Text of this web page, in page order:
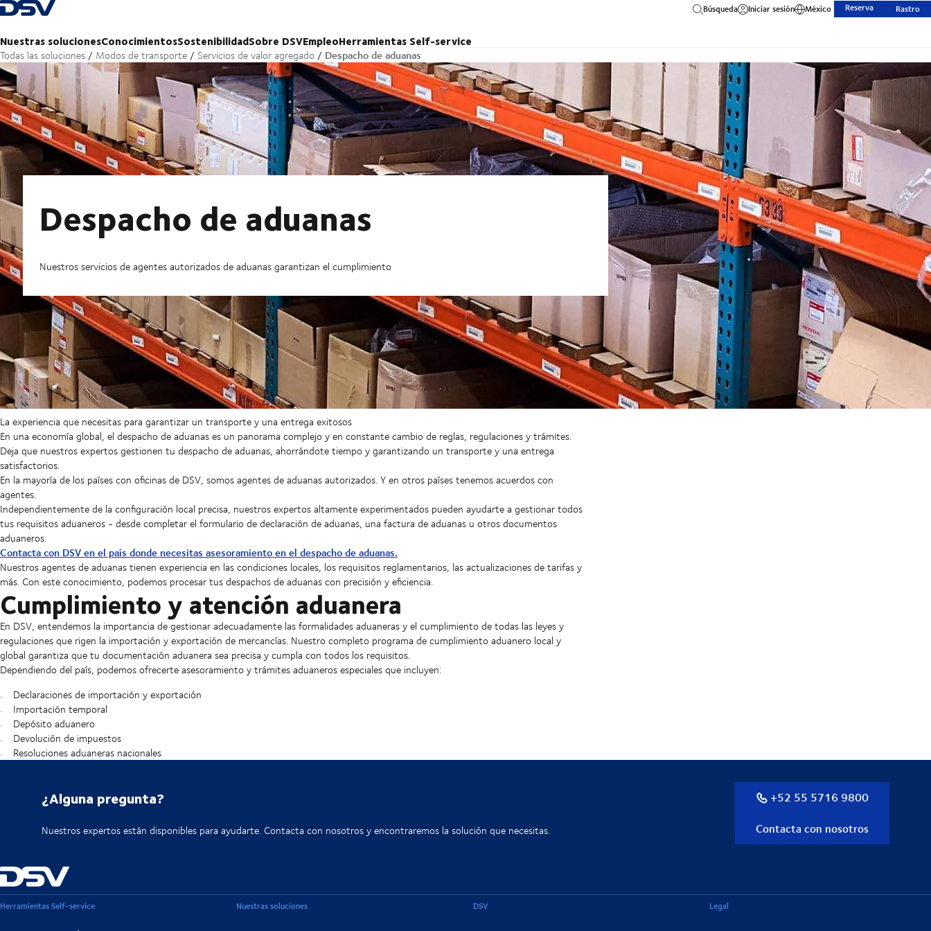
Volver a la página principal
Nuestras solucionesConocimientosSostenibilidadSobre DSVEmpleoHerramientas Self-service
Búsqueda Iniciar sesión México Reserva Rastro
Todas las soluciones Modos de transporte Servicios de valor agregado Despacho de aduanas
Despacho de aduanas
Nuestros servicios de agentes autorizados de aduanas garantizan el cumplimiento
La experiencia que necesitas para garantizar un transporte y una entrega exitosos
En una economía global, el despacho de aduanas es un panorama complejo y en constante cambio de reglas, regulaciones y trámites.
Deja que nuestros expertos gestionen tu despacho de aduanas, ahorrándote tiempo y garantizando un transporte y una entrega
satisfactorios.
En la mayoría de los países con oficinas de DSV, somos agentes de aduanas autorizados. Y en otros países tenemos acuerdos con
agentes.
Independientemente de la configuración local precisa, nuestros expertos altamente experimentados pueden ayudarte a gestionar todos
tus requisitos aduaneros - desde completar el formulario de declaración de aduanas, una factura de aduanas u otros documentos
aduaneros.
Contacta con DSV en el país donde necesitas asesoramiento en el despacho de aduanas.
Nuestros agentes de aduanas tienen experiencia en las condiciones locales, los requisitos reglamentarios, las actualizaciones de tarifas y
más. Con este conocimiento, podemos procesar tus despachos de aduanas con precisión y eficiencia.
Cumplimiento y atención aduanera
En DSV, entendemos la importancia de gestionar adecuadamente las formalidades aduaneras y el cumplimiento de todas las leyes y
regulaciones que rigen la importación y exportación de mercancías. Nuestro completo programa de cumplimiento aduanero local y
global garantiza que tu documentación aduanera sea precisa y cumpla con todos los requisitos.
Dependiendo del país, podemos ofrecerte asesoramiento y trámites aduaneros especiales que incluyen:
Declaraciones de importación y exportación
Importación temporal
Depósito aduanero
Devolución de impuestos
Resoluciones aduaneras nacionales
¿Alguna pregunta?
Nuestros expertos están disponibles para ayudarte. Contacta con nosotros y encontraremos la solución que necesitas.
+52 55 5716 9800
Contacta con nosotros
Herramientas Self-service Nuestras soluciones DSV Legal